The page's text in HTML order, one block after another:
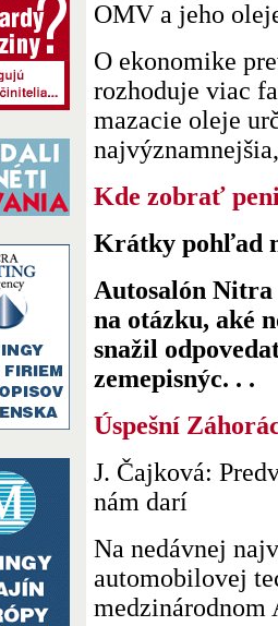
OMV a jeho
O ekonomike
rozhoduje viac
mazacie oleje
Kde zobrať
Krátky pohľad
Autosalón Nitra
na otázku, aké
snažil
zemepisnýc. . .
Úspešní
J. Čajková:
nám darí
Na nedávnej
automobilovej
medzinárodnom